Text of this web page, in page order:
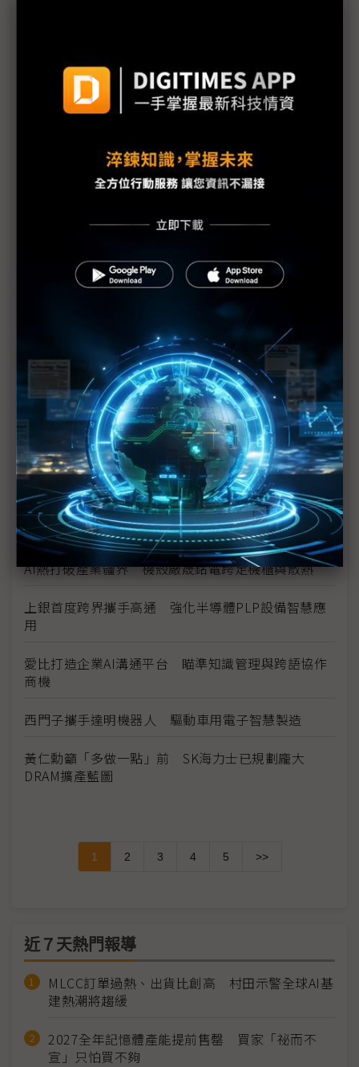
機器人競賽轉向平台戰 台廠搶攻具身智慧運算商機
雲端算力外溢地端 IPC卡位邊緣AI與實體AI應用
揭示電子紙下個十年
《不具名消息》SEP71從追星現場到獨家專訪——史
AI時代「能源供應」與「負載穩定」缺一不可 台達
Marvell押注矽光子 AI資料中心互連迎十年重構
數位分身卡位AI工廠 達梭、雲達攜NVIDIA搶攻工業
級部署
（獨家）晶片產能滿手、銅牆終將倒下？ Marvell
營運長談AI光學互連的下一步
（獨家）NVIDIA AI伺服器架構散熱趨彈性 兩片式均
熱片朝「可拆卸」方向設計
AI熱打破產業疆界 機殼廠晟銘電跨足機櫃與散熱
上銀首度跨界攜手高通 強化半導體PLP設備智慧應
用
愛比打造企業AI溝通平台 瞄準知識管理與跨語協作
商機
西門子攜手達明機器人 驅動車用電子智慧製造
黃仁勳籲「多做一點」前 SK海力士已規劃龐大
DRAM擴產藍圖
1 2 3 4 5 >>
近７天熱門報導
MLCC訂單過熱、出貨比創高 村田示警全球AI基
建熱潮將趨緩
2027全年記憶體產能提前售罄 買家「祕而不
宣」只怕買不夠